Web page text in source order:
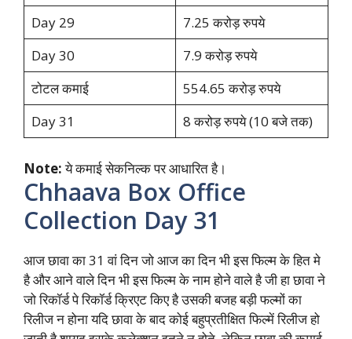
Day 29
7.25 करोड़ रुपये
Day 30
7.9 करोड़ रुपये
टोटल कमाई
554.65 करोड़ रुपये
Day 31
8 करोड़ रुपये (10 बजे तक)
Note:ये कमाई सेकनिल्क पर आधारित है।
Chhaava Box Office
Collection Day 31
आज छावा का 31 वां दिन जो आज का दिन भी इस फिल्म के हित मे
है और आने वाले दिन भी इस फिल्म के नाम होने वाले है जी हा छावा ने
जो रिकॉर्ड पे रिकॉर्ड क्रिएट किए है उसकी बजह बड़ी फल्मों का
रिलीज न होना यदि छावा के बाद कोई बहुप्रतीक्षित फिल्में रिलीज हो